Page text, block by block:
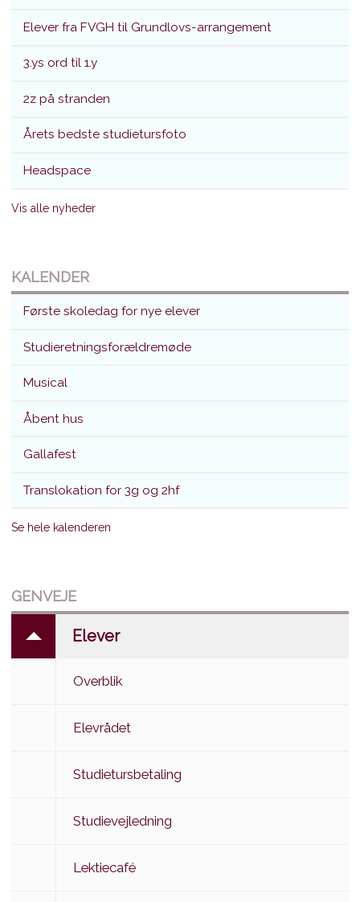
Elever fra FVGH til Grundlovs-arrangement
3.ys ord til 1.y
2z på stranden
Årets bedste studietursfoto
Headspace
Vis alle nyheder
KALENDER
Første skoledag for nye elever
Studieretningsforældremøde
Musical
Åbent hus
Gallafest
Translokation for 3g og 2hf
Se hele kalenderen
GENVEJE
Elever
Overblik
Elevrådet
Studietursbetaling
Studievejledning
Lektiecafé